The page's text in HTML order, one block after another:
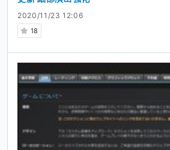
2020/11/23 12:06
18